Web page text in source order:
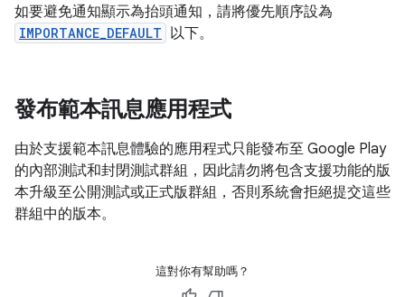
如要避免通知顯示為抬頭通知，請將優先順序設為
IMPORTANCE_DEFAULT 以下。
發布範本訊息應用程式
由於支援範本訊息體驗的應用程式只能發布至 Google Play
的內部測試和封閉測試群組，因此請勿將包含支援功能的版
本升級至公開測試或正式版群組，否則系統會拒絕提交這些
群組中的版本。
這對你有幫助嗎？